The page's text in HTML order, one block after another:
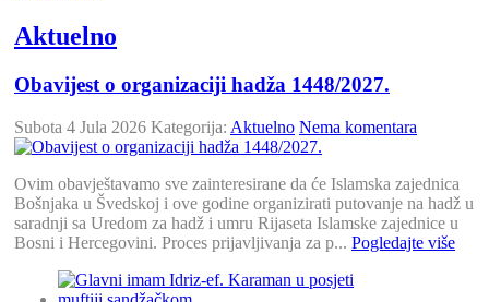
Aktuelno
Obavijest o organizaciji hadža 1448/2027.
Subota 4 Jula 2026 Kategorija: Aktuelno Nema komentara
Ovim obavještavamo sve zainteresirane da će Islamska zajednica
Bošnjaka u Švedskoj i ove godine organizirati putovanje na hadž u
saradnji sa Uredom za hadž i umru Rijaseta Islamske zajednice u
Bosni i Hercegovini. Proces prijavljivanja za p... Pogledajte više